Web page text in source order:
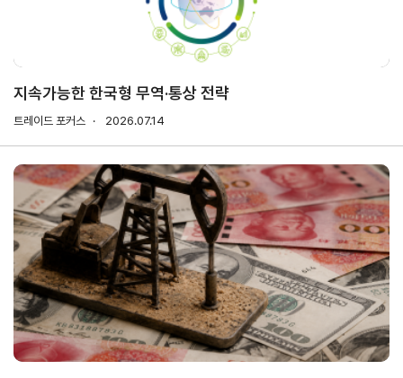
여행카
드
ABTC
회의실
임대
석
수출입
물류포
털
해외지
부
현지지
원
·KITA
POST
랜치
자문·상담
지속가능한 한국형 무역·통상 전략
트레이드 포커스 2026.07.14